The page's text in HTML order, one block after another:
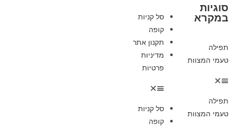
סוגיות
במקרא
תפילה
טעמי המצוות
תפילה
טעמי המצוות
סל קניות
קופה
תקנון אתר
מדיניות
פרטיות
סל קניות
קופה